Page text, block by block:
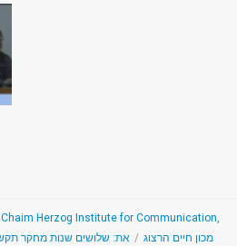
Chaim Herzog Institute for Communication,
Society and Politics - מכון חיים הרצוג / את: שלושים שנות מחקר